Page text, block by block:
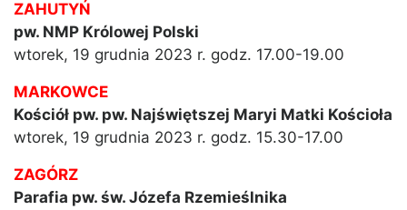
ZAHUTYŃ
pw. NMP Królowej Polski
wtorek, 19 grudnia 2023 r. godz. 17.00-19.00
MARKOWCE
Kościół pw. pw. Najświętszej Maryi Matki Kościoła
wtorek, 19 grudnia 2023 r. godz. 15.30-17.00
ZAGÓRZ
Parafia pw. św. Józefa Rzemieślnika